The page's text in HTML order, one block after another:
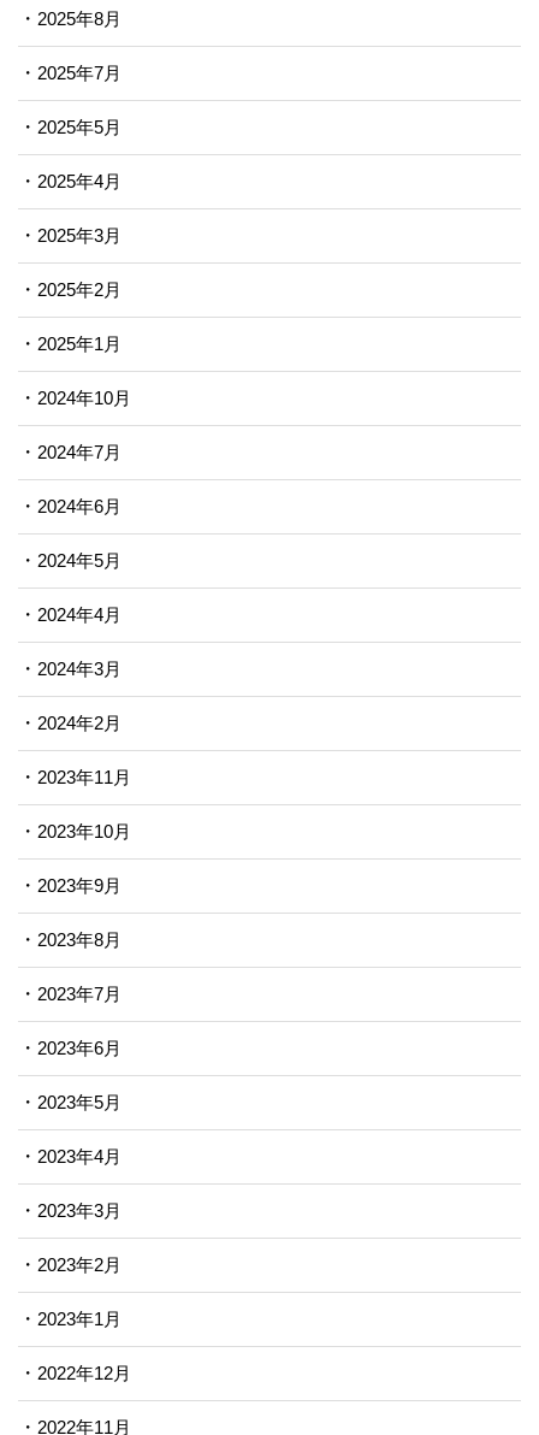
2025年8月
2025年7月
2025年5月
2025年4月
2025年3月
2025年2月
2025年1月
2024年10月
2024年7月
2024年6月
2024年5月
2024年4月
2024年3月
2024年2月
2023年11月
2023年10月
2023年9月
2023年8月
2023年7月
2023年6月
2023年5月
2023年4月
2023年3月
2023年2月
2023年1月
2022年12月
2022年11月